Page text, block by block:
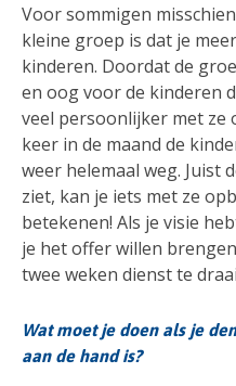
Voor sommigen
kleine groep is dat je
kinderen. Doordat de
en oog voor de kinderen
veel persoonlijker met ze
keer in de maand de
weer helemaal weg. Juist
ziet, kan je iets met ze
betekenen! Als je visie
je het offer willen
twee weken dienst te
Wat moet je doen als je
aan de hand is?